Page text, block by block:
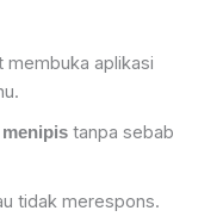
aplikasi
tanpa sebab
tidak merespons.